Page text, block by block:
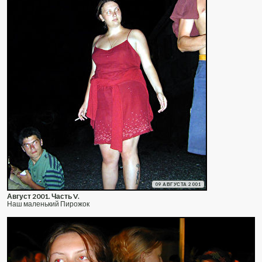
09 АВГУСТА 2001
Август 2001. Часть V.
Наш маленький Пирожок